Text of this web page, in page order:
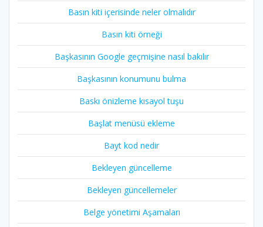
Basın kiti içerisinde neler olmalıdır
Basın kiti örneği
Başkasının Google geçmişine nasıl bakılır
Başkasının konumunu bulma
Baskı önizleme kısayol tuşu
Başlat menüsü ekleme
Bayt kod nedir
Bekleyen güncelleme
Bekleyen güncellemeler
Belge yönetimi Aşamaları